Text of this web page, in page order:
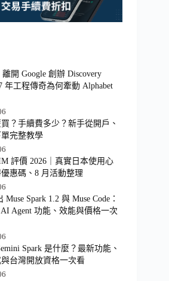
離開 Google 創辦 Discovery
年工程傳奇為何牽動 Alphabet
？手續費多少？新手從開戶、
完整教學
評價 2026｜真實日本使用心
惠碼、8 月活動整理
Muse Spark 1.2 與 Muse Code：
Agent 功能、效能與價格一次
Spark 是什麼？最新功能、
台灣開放資格一次看